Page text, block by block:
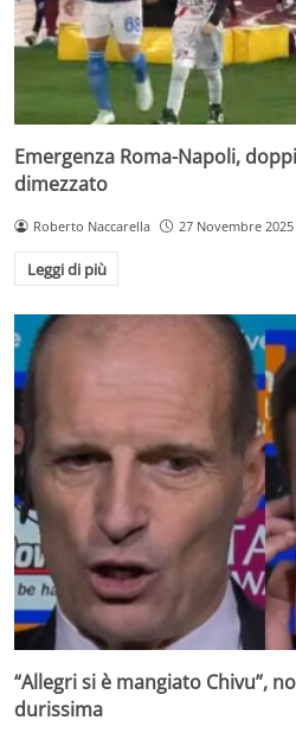
Emergenza Roma-Napoli,
dimezzato
Roberto Naccarella 27 Novembre 2025
Leggi di più
“Allegri si è mangiato Chivu”,
durissima